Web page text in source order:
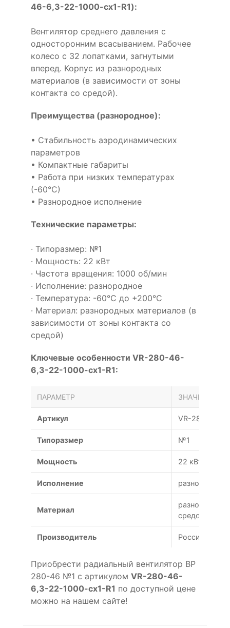
46-6,3-22-1000-cx1-R1):
Вентилятор среднего давления с
односторонним всасыванием. Рабочее
колесо с 32 лопатками, загнутыми
вперед. Корпус из разнородных
материалов (в зависимости от зоны
контакта со средой).
Преимущества (разнородное):
• Стабильность аэродинамических
параметров
• Компактные габариты
• Работа при низких температурах
(-60°С)
• Разнородное исполнение
Технические параметры:
· Типоразмер: №1
· Мощность: 22 кВт
· Частота вращения: 1000 об/мин
· Исполнение: разнородное
· Температура: -60°С до +200°С
· Материал: разнородных материалов (в
зависимости от зоны контакта со
средой)
Ключевые особенности VR-280-46-
6,3-22-1000-cx1-R1:
ПАРАМЕТР ЗНАЧЕНИЕ
Артикул VR-280-46-
Типоразмер №1
Мощность 22 кВт
Исполнение разнородное
Материал
разнородных
средой)
Производитель Россия
Приобрести радиальный вентилятор ВР
280-46 №1 с артикулом VR-280-46-
6,3-22-1000-cx1-R1 по доступной цене
можно на нашем сайте!